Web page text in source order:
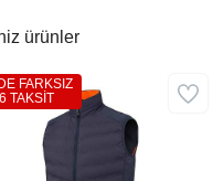
ürünler
FARKSIZ
6 TAKSİT